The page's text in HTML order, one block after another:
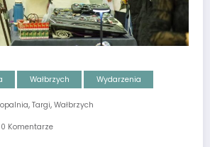
Wałbrzych Wydarzenia
, Targi, Wałbrzych
0 Komentarze